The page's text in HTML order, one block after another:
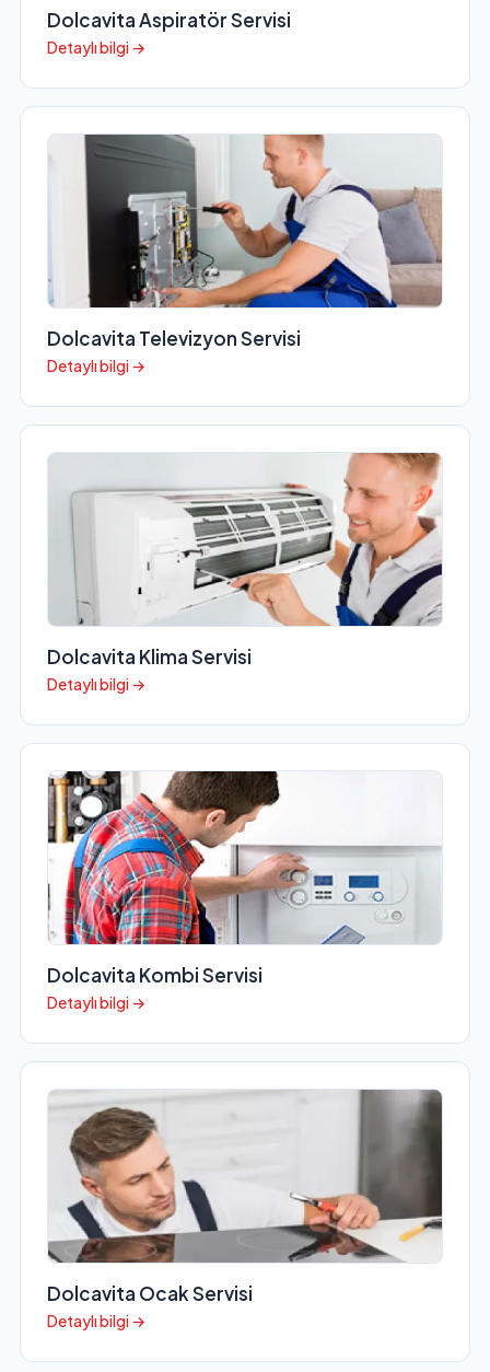
Dolcavita Aspiratör Servisi
Detaylı bilgi →
Dolcavita Televizyon Servisi
Detaylı bilgi →
Dolcavita Klima Servisi
Detaylı bilgi →
Dolcavita Kombi Servisi
Detaylı bilgi →
Dolcavita Ocak Servisi
Detaylı bilgi →